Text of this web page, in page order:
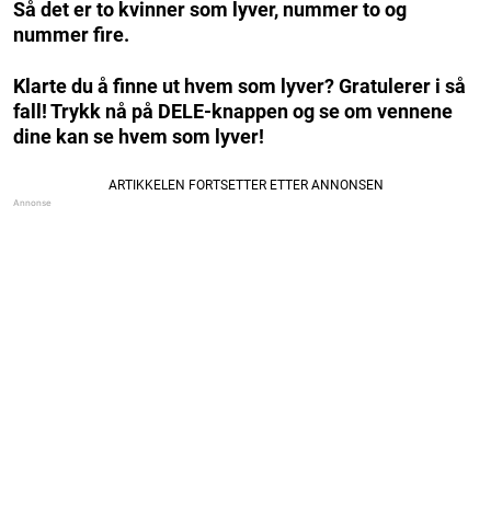
Så det er to kvinner som lyver, nummer to og
nummer fire.
Klarte du å finne ut hvem som lyver? Gratulerer i så
fall! Trykk nå på DELE-knappen og se om vennene
dine kan se hvem som lyver!